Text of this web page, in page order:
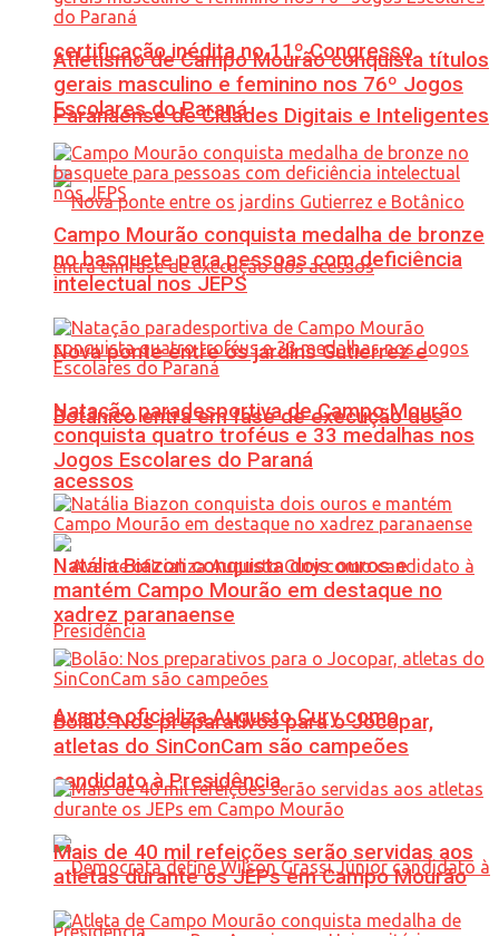
certificação inédita no 11º Congresso
Paranaense de Cidades Digitais e Inteligentes
Nova ponte entre os jardins Gutierrez e
Botânico entra em fase de execução dos
acessos
Avante oficializa Augusto Cury como
candidato à Presidência
Atletismo de Campo Mourão conquista títulos
gerais masculino e feminino nos 76º Jogos
Escolares do Paraná
Campo Mourão conquista medalha de bronze
no basquete para pessoas com deficiência
intelectual nos JEPS
Natação paradesportiva de Campo Mourão
conquista quatro troféus e 33 medalhas nos
Jogos Escolares do Paraná
Natália Biazon conquista dois ouros e
mantém Campo Mourão em destaque no
xadrez paranaense
Bolão: Nos preparativos para o Jocopar,
atletas do SinConCam são campeões
Mais de 40 mil refeições serão servidas aos
atletas durante os JEPs em Campo Mourão